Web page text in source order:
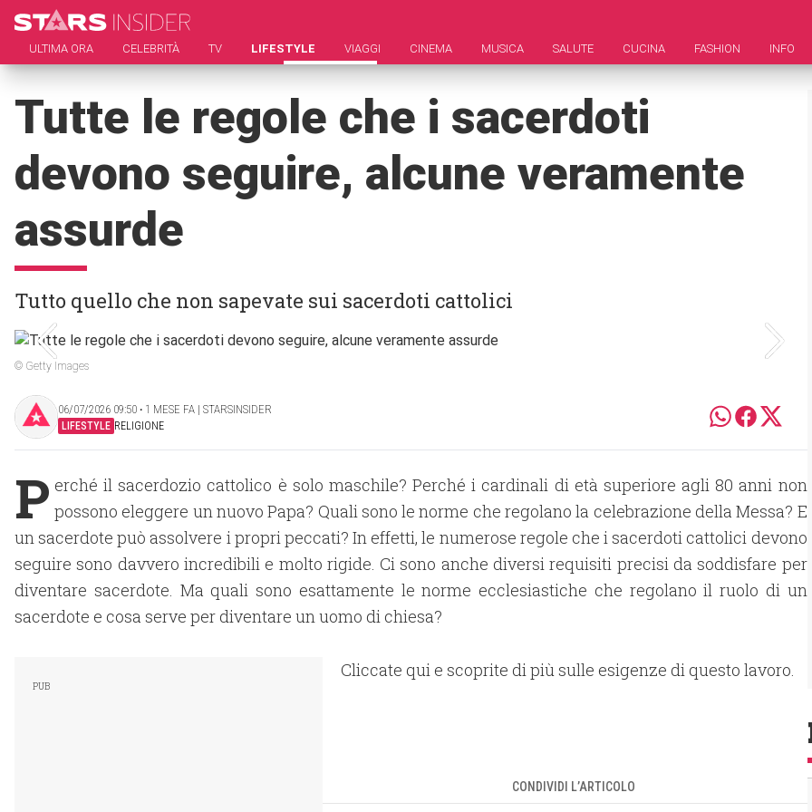
ULTIMA ORA CELEBRITÀ TV LIFESTYLE VIAGGI CINEMA MUSICA SALUTE CUCINA FASHION INFO
Tutte le regole che i sacerdoti
devono seguire, alcune veramente
assurde
Tutto quello che non sapevate sui sacerdoti cattolici
© Getty Images
06/07/2026 09:50 ‧ 1 MESE FA | STARSINSIDER
LIFESTYLE RELIGIONE
P erché il sacerdozio cattolico è solo maschile? Perché i cardinali di età superiore agli 80 anni non
possono eleggere un nuovo Papa? Quali sono le norme che regolano la celebrazione della Messa? E
un sacerdote può assolvere i propri peccati? In effetti, le numerose regole che i sacerdoti cattolici devono
seguire sono davvero incredibili e molto rigide. Ci sono anche diversi requisiti precisi da soddisfare per
diventare sacerdote. Ma quali sono esattamente le norme ecclesiastiche che regolano il ruolo di un
sacerdote e cosa serve per diventare un uomo di chiesa?
Cliccate qui e scoprite di più sulle esigenze di questo lavoro.
CONDIVIDI L’ARTICOLO